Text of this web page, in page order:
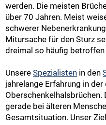
werden. Die meisten
über 70 Jahren. Meist
schwerer
Mitursache für den Sturz
dreimal so häufig betroffen
UnsereSpezialisten in den
jahrelange Erfahrung in
gerade bei älteren
Gesamtsituation. Unser